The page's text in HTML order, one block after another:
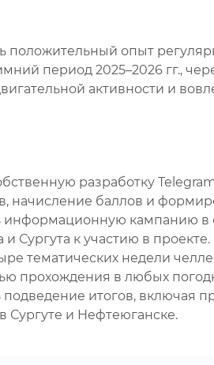
положительный опыт
период 2025–2026 гг.,
активности и
разработку
начисление баллов и
информационную кампанию в
Сургута к участию в проекте.
тематических недели
прохождения в любых
подведение итогов, включая
Сургуте и Нефтеюганске.